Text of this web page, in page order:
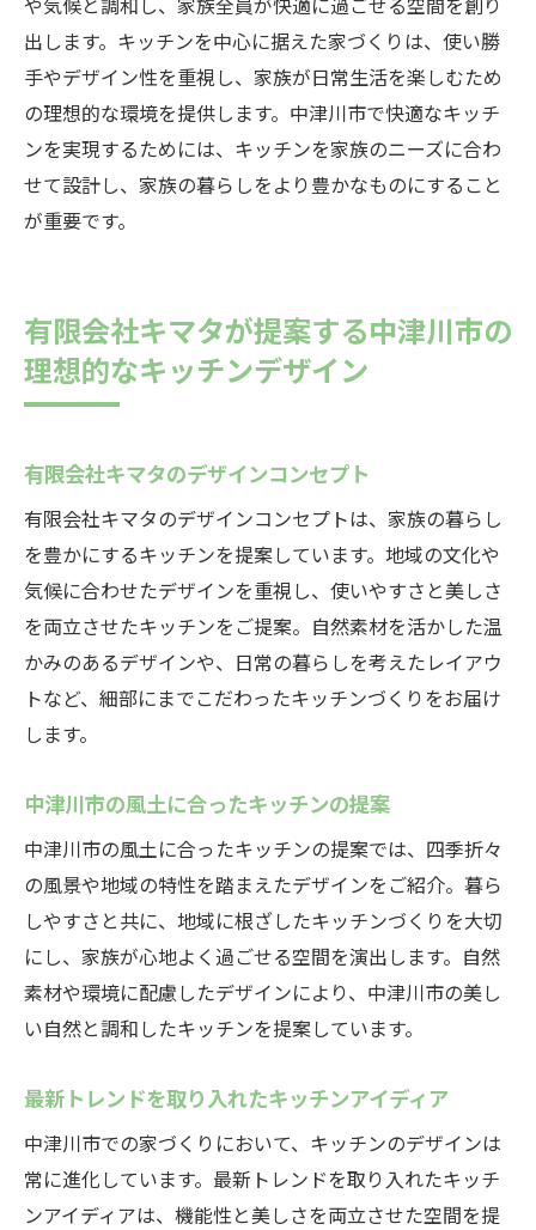
出します。キッチンを中心に据えた家づくりは、使い勝
手やデザイン性を重視し、家族が日常生活を楽しむため
の理想的な環境を提供します。中津川市で快適なキッチ
ンを実現するためには、キッチンを家族のニーズに合わ
せて設計し、家族の暮らしをより豊かなものにすること
が重要です。
有限会社キマタが提案する中津川市の
理想的なキッチンデザイン
有限会社キマタのデザインコンセプト
有限会社キマタのデザインコンセプトは、家族の暮らし
を豊かにするキッチンを提案しています。地域の文化や
気候に合わせたデザインを重視し、使いやすさと美しさ
を両立させたキッチンをご提案。自然素材を活かした温
かみのあるデザインや、日常の暮らしを考えたレイアウ
トなど、細部にまでこだわったキッチンづくりをお届け
します。
中津川市の風土に合ったキッチンの提案
中津川市の風土に合ったキッチンの提案では、四季折々
の風景や地域の特性を踏まえたデザインをご紹介。暮ら
しやすさと共に、地域に根ざしたキッチンづくりを大切
にし、家族が心地よく過ごせる空間を演出します。自然
素材や環境に配慮したデザインにより、中津川市の美し
い自然と調和したキッチンを提案しています。
最新トレンドを取り入れたキッチンアイディア
中津川市での家づくりにおいて、キッチンのデザインは
常に進化しています。最新トレンドを取り入れたキッチ
ンアイディアは、機能性と美しさを両立させた空間を提